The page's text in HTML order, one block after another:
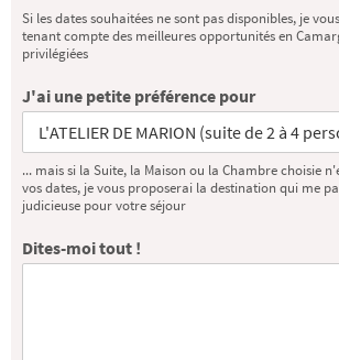
Si les dates souhaitées ne sont pas disponibles, je
tenant compte des meilleures opportunités en
privilégiées
J'ai une petite préférence pour
... mais si la Suite, la Maison ou la Chambre choisie
vos dates, je vous proposerai la destination qui me
judicieuse pour votre séjour
Dites-moi tout !